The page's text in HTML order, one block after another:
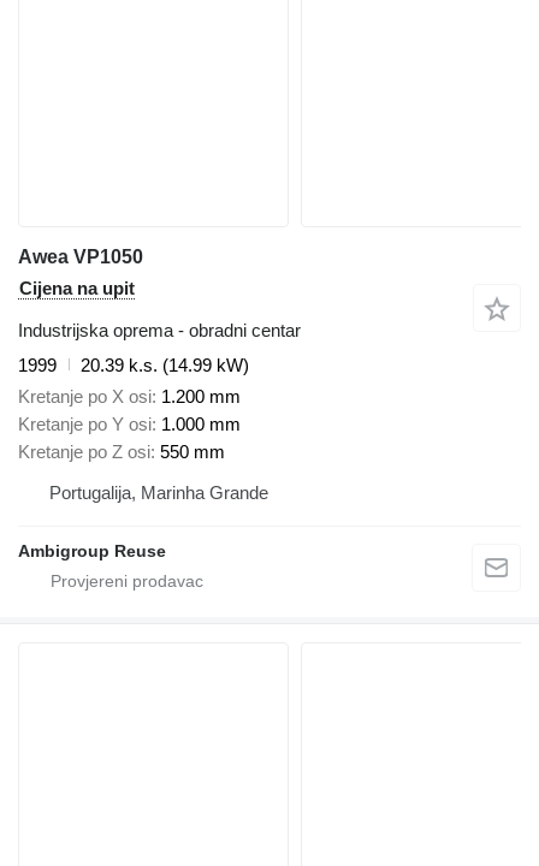
Awea VP1050
Cijena na upit
Industrijska oprema - obradni centar
1999
20.39 k.s. (14.99 kW)
Kretanje po X osi 1.200 mm
Kretanje po Y osi 1.000 mm
Kretanje po Z osi 550 mm
Portugalija, Marinha Grande
Ambigroup Reuse